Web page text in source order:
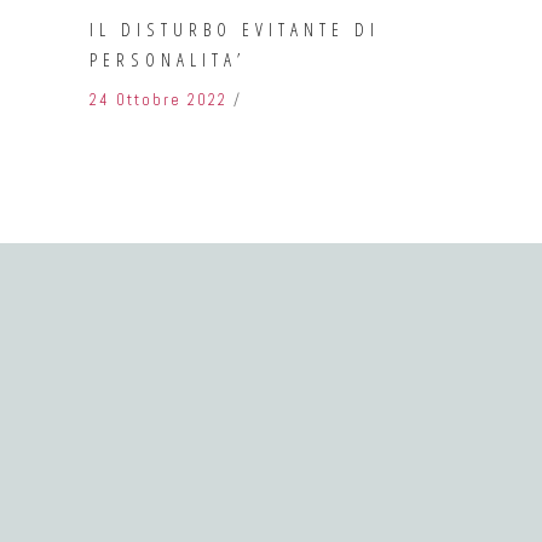
IL DISTURBO EVITANTE DI
PERSONALITA’
24 Ottobre 2022